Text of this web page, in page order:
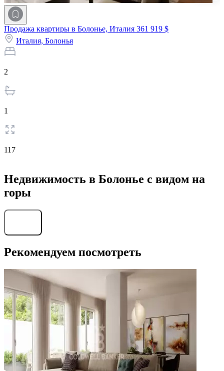
Продажа квартиры в Болонье, Италия 361 919 $
Италия, Болонья
2
1
117
Недвижимость в Болонье с видом на
горы
Рекомендуем посмотреть